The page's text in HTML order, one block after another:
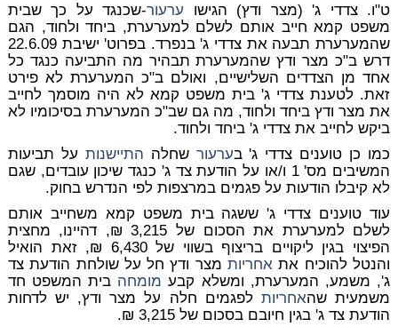
ט"ו. צדדי ג' (מצר ודץ) הגישו ערעור-שכנגד על כך שבית
משפט קמא חייב אותם לשלם למערערת, ביחד ולחוד, הגם
שהמערערת תבעה את צדדי ג' בנפרד. בפרוט' ישיבת 22.6.09
דרש ב"כ מצר ודץ שהמערערת תבהיר מה התביעה כנגד כל
אחד מן הצדדים השלישיים, ואולם ב"כ המערערת לא פירט
זאת. לטענת צדדי ג' בית משפט קמא לא היה מוסמך לחייב
את מצר ודץ ביחד ולחוד, מה גם שב"כ המערערת בסיכומיו לא
ביקש לחייב את צדדי ג' ביחד ולחוד.
כמו כן טוענים צדדי ג' בערעור שחלה התיישנות על תביעות
המשיבים מס' 1 ו/או על הודעת צד ג' כנגד שיכון עובדים, שגם
לא קיבלו הודעות על פגמים במרצפות לפי הנדרש בחוק.
עוד טוענים צדדי ג' ששגה בית משפט קמא משחייב אותם
לשלם למערערת את הסכום של 3,215 ₪, דהיינו, מחצית
הפיצוי בגין ליקויים בריצוף בשווי של 6,430 ₪, זאת הואיל
והנטל להוכיח את אחריותמצר ודץ חל על שולחת הודעת צד
ג', משמע, המערערת, ומשלא קבע מומחה בית המשפט חד
משמעית שהאחריות לפגמים חלה על מצר ודץ, יש לדחות
הודעת צד ג' בגין חיובם בסכום של 3,215 ₪.